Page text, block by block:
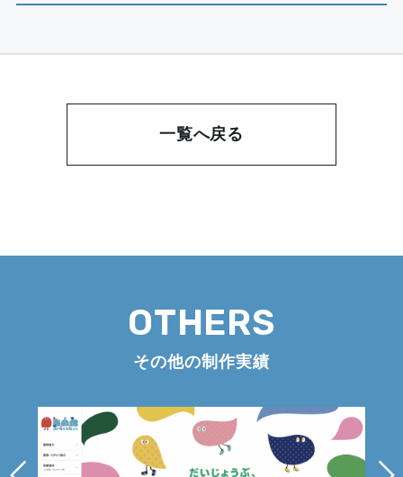
一覧へ戻る
OTHERS
その他の制作実績